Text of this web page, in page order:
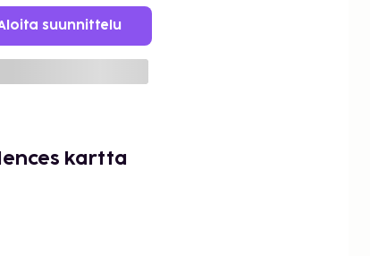
suunnittelu
kartta